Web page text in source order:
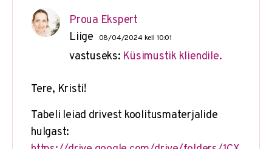
Proua Ekspert
Liige
08/04/2024 kell 10:01
vastuseks: Küsimustik kliendile.
Tere, Kristi!
Tabeli leiad drivest koolitusmaterjalide
hulgast: